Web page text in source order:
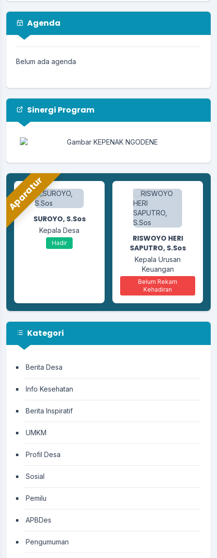
Menuju Tata Kelola yang Akuntabel,
Pemdes Bojongsari Terima Pembinaan
dari Tim Kecamatan Bojongsari
dan Tenaga Kesehatan Desa Bojongsari
Gencarkan Aksi PSN di Dusun 3
30 April 2026
Perkuat Integritas, Desa Bojongsari Jalani
30 April 2026
Agenda
Belum ada agenda
Sinergi Program
Aparatur
SUROYO, S.Sos
Kepala Desa
Hadir
RUSITO
Sekretaris
Hadir
RISWOYO HERI
SAPUTRO, S.Sos
Kepala Urusan
Keuangan
Belum Rekam
Kehadiran
Kategori
Berita Desa
Info Kesehatan
Berita Inspiratif
UMKM
Profil Desa
Sosial
Pemilu
APBDes
Pengumuman